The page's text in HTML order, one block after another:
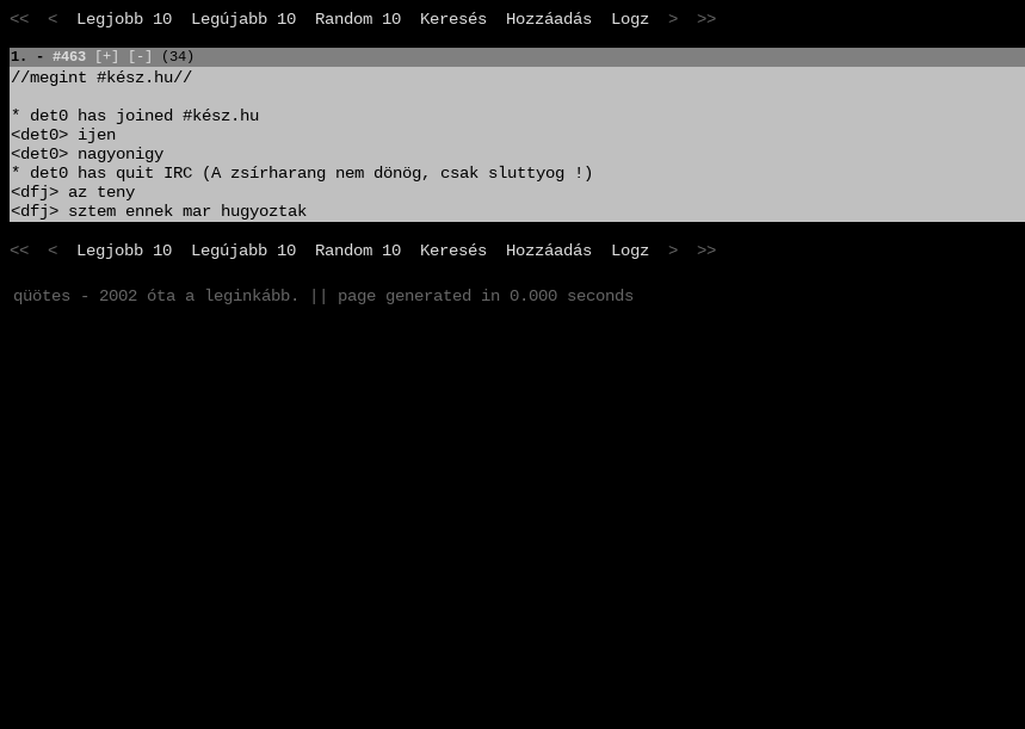
<< < Legjobb 10 Legújabb 10 Random 10 Keresés Hozzáadás Logz > >>
1. - #463 [+] [-] (34)
//megint #kész.hu//
* det0 has joined #kész.hu
<det0> ijen
<det0> nagyonigy
* det0 has quit IRC (A zsírharang nem dönög, csak sluttyog !)
<dfj> az teny
<dfj> sztem ennek mar hugyoztak
<< < Legjobb 10 Legújabb 10 Random 10 Keresés Hozzáadás Logz > >>
qüötes - 2002 óta a leginkább. || page generated in 0.000 seconds